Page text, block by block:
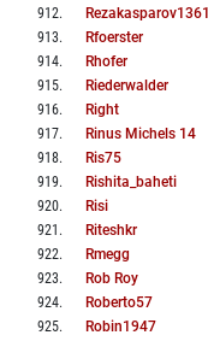
912. Rezakasparov1361
913. Rfoerster
914. Rhofer
915. Riederwalder
916. Right
917. Rinus Michels 14
918. Ris75
919. Rishita_baheti
920. Risi
921 . Riteshkr
922. Rmegg
923. Rob Roy
924. Roberto57
925. Robin1947